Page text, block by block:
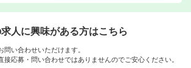
求人に興味がある方はこちら
問い合わせいただけます。
接応募・問い合わせではありませんのでご安心ください。